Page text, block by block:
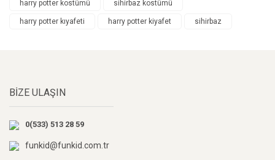
Ürün resmi kalitesiz, bozuk veya görüntülenemiyor.
Bu ürüne benzer farklı alternatifler olmalı.
harry potter kostümü
sihirbaz kostümü
harry potter kıyafeti harry potter kiyafet sihirbaz
BİZE ULAŞIN
0(533) 513 28 59
funkid@funkid.com.tr